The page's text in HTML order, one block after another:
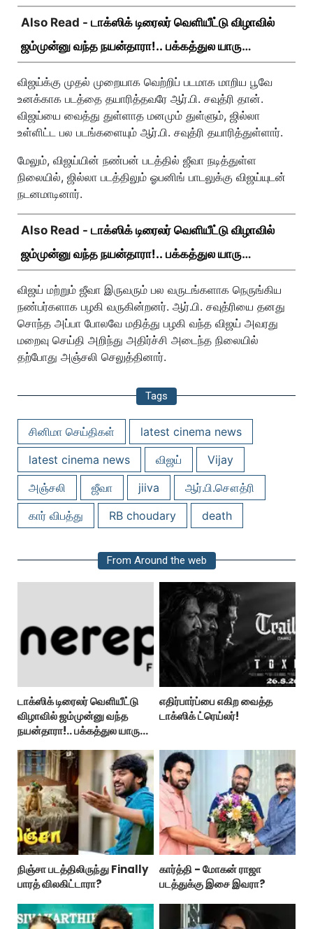
Also Read - டாக்ஸிக் டிரைலர் வெளியீட்டு விழாவில்
ஜம்முன்னு வந்த நயன்தாரா!.. பக்கத்துல யாரு
விஜய்க்கு முதல் முறையாக வெற்றிப் படமாக மாறிய பூவே
உனக்காக படத்தை தயாரித்தவரே ஆர்.பி. சவுத்ரி தான்.
விஜய்யை வைத்து துள்ளாத மனமும் துள்ளும், ஜில்லா
உள்ளிட்ட பல படங்களையும் ஆர்.பி. சவுத்ரி தயாரித்துள்ளார்.
மேலும், விஜய்யின் நண்பன் படத்தில் ஜீவா நடித்துள்ள
நிலையில், ஜில்லா படத்திலும் ஓபனிங் பாடலுக்கு விஜய்யுடன்
நடனமாடினார்.
Also Read - டாக்ஸிக் டிரைலர் வெளியீட்டு விழாவில்
ஜம்முன்னு வந்த நயன்தாரா!.. பக்கத்துல யாரு
விஜய் மற்றும் ஜீவா இருவரும் பல வருடங்களாக நெருங்கிய
நண்பர்களாக பழகி வருகின்றனர். ஆர்.பி. சவுத்ரியை தனது
சொந்த அப்பா போலவே மதித்து பழகி வந்த விஜய் அவரது
மறைவு செய்தி அறிந்து அதிர்ச்சி அடைந்த நிலையில்
தற்போது அஞ்சலி செலுத்தினார்.
Tags
சினிமா செய்திகள்
latest cinema news
latest cinema news
விஜய்
Vijay
அஞ்சலி
ஜீவா jiiva
ஆர்.பி.சௌத்ரி
கார் விபத்து
RB choudary death
From Around the web
டாக்ஸிக் டிரைலர் வெளியீட்டு
விழாவில் ஜம்முன்னு வந்த
நயன்தாரா!.. பக்கத்துல யாரு
எதிர்பார்ப்பை எகிற வைத்த
டாக்ஸிக் ட்ரெய்லர்!
நிஞ்சா படத்திலிருந்து Finally
பாரத் விலகிட்டாரா?
கார்த்தி - மோகன் ராஜா
படத்துக்கு இசை இவரா?